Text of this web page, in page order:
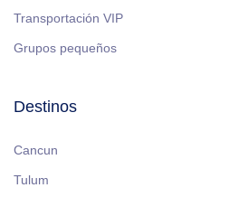
Transportación VIP
Grupos pequeños
Destinos
Cancun
Tulum